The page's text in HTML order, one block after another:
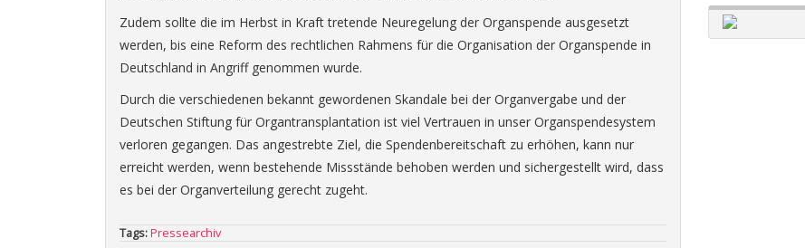
Zudem sollte die im Herbst in Kraft tretende Neuregelung der Organspende ausgesetzt
werden, bis eine Reform des rechtlichen Rahmens für die Organisation der Organspende in
Deutschland in Angriff genommen wurde.
Durch die verschiedenen bekannt gewordenen Skandale bei der Organvergabe und der
Deutschen Stiftung für Organtransplantation ist viel Vertrauen in unser Organspendesystem
verloren gegangen. Das angestrebte Ziel, die Spendenbereitschaft zu erhöhen, kann nur
erreicht werden, wenn bestehende Missstände behoben werden und sichergestellt wird, dass
es bei der Organverteilung gerecht zugeht.
Tags:Pressearchiv